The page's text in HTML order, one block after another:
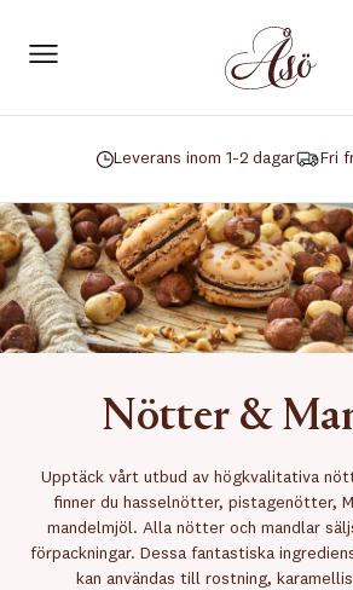
Leverans inom 1-2 dagar Fri
Nötter &
Upptäck vårt utbud av högkvalitativa
finner du hasselnötter, pistagenötter,
mandelmjöl. Alla nötter och mandlar
förpackningar. Dessa fantastiska
kan användas till rostning,